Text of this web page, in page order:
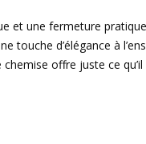
et une fermeture
d’élégance à
offre juste ce